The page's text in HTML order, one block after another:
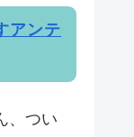
アンテ
、つい